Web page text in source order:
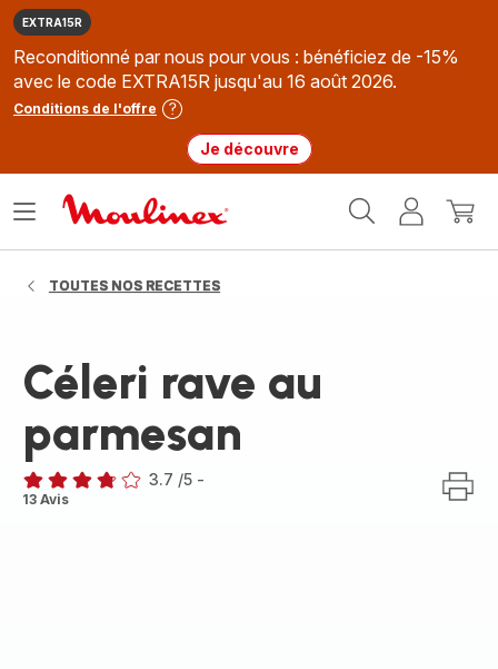
EXTRA15R
Reconditionné par nous pour vous : bénéficiez de -15%
avec le code EXTRA15R jusqu'au 16 août 2026.
Conditions de l'offre
Je découvre
MonMon
Ouvrir
TOUTES NOS RECETTES
Céleri rave au
parmesan
ratings.3.7
3.7 /5 -
13 Avis